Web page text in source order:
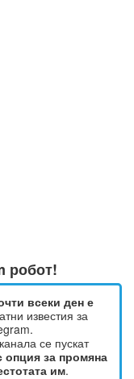
робот!
всеки ден е
известия за
се пускат
опция за промяна
им.